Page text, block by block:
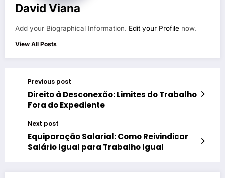
David Viana
Add your Biographical Information. Edit your Profile now.
View All Posts
Previous post
Direito à Desconexão: Limites do Trabalho
Fora do Expediente
Next post
Equiparação Salarial: Como Reivindicar
Salário Igual para Trabalho Igual